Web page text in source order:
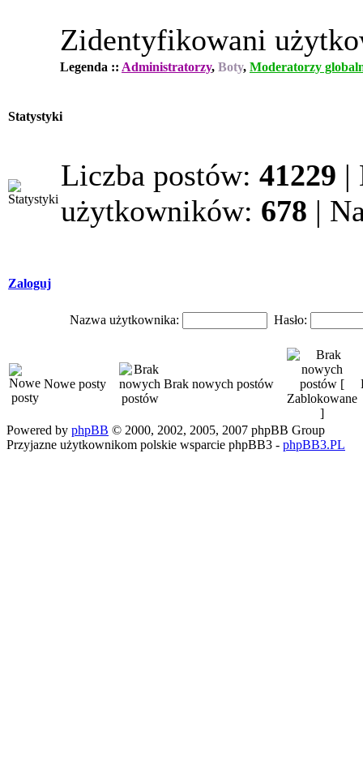
Zidentyfikowani
Legenda :: Administratorzy, Boty, Moderatorzy
Statystyki
Liczba postów: 41229 |
użytkowników: 678 |
Zaloguj
Nazwa użytkownika: Hasło:
Nowe posty Brak nowych postów
Powered by phpBB © 2000, 2002, 2005, 2007 phpBB Group
Przyjazne użytkownikom polskie wsparcie phpBB3 - phpBB3.PL